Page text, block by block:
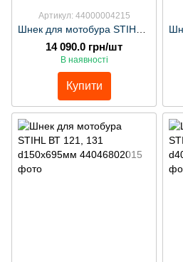
Артикул: 44000004215
14 090.0 грн/шт
В наявності
Купити